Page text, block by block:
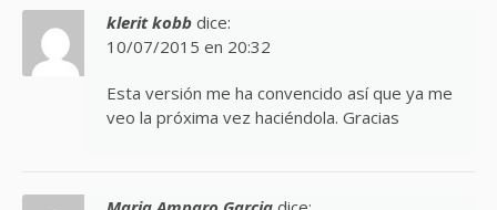
klerit kobb dice:
10/07/2015 en 20:32
Esta versión me ha convencido así que ya me
veo la próxima vez haciéndola. Gracias